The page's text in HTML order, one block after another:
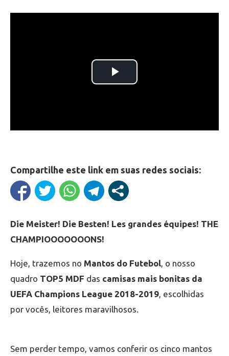
Compartilhe este link em suas redes sociais:
Die Meister! Die Besten! Les grandes équipes! THE
CHAMPIOOOOOOONS!
Hoje, trazemos no Mantos do Futebol, o nosso
quadro TOP5 MDF das camisas mais bonitas da
UEFA Champions League 2018-2019, escolhidas
por vocês, leitores maravilhosos.
Sem perder tempo, vamos conferir os cinco mantos